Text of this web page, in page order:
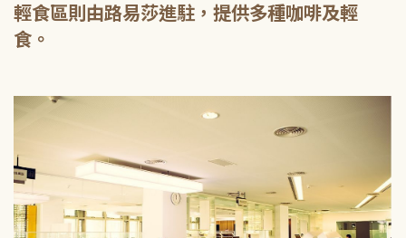
輕食區則由路易莎進駐，提供多種咖啡及輕
食。